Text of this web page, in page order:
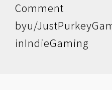
Comment
byu/
inIndieGaming